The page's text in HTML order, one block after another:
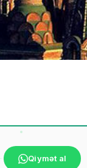
Qiymət al